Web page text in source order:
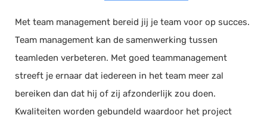
Met team management bereid jij je team voor op succes.
Team management kan de samenwerking tussen
teamleden verbeteren. Met goed teammanagement
streeft je ernaar dat iedereen in het team meer zal
bereiken dan dat hij of zij afzonderlijk zou doen.
Kwaliteiten worden gebundeld waardoor het project